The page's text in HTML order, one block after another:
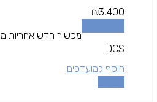
₪3,400
מכשיר חדש אחריות
DCS
הוסף למועדפים